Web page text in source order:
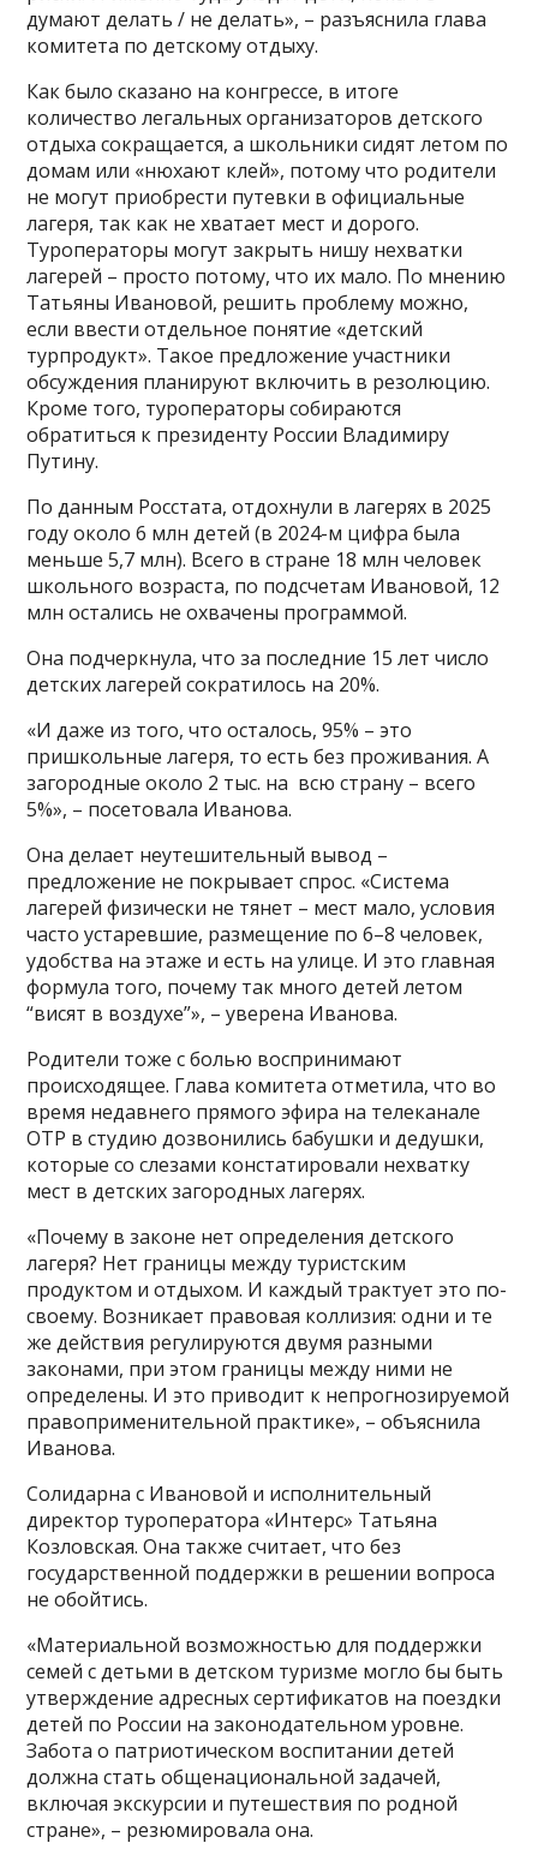
думают делать / не делать», – разъяснила глава
комитета по детскому отдыху.
Как было сказано на конгрессе, в итоге
количество легальных организаторов детского
отдыха сокращается, а школьники сидят летом по
домам или «нюхают клей», потому что родители
не могут приобрести путевки в официальные
лагеря, так как не хватает мест и дорого.
Туроператоры могут закрыть нишу нехватки
лагерей – просто потому, что их мало. По мнению
Татьяны Ивановой, решить проблему можно,
если ввести отдельное понятие «детский
турпродукт». Такое предложение участники
обсуждения планируют включить в резолюцию.
Кроме того, туроператоры собираются
обратиться к президенту России Владимиру
Путину.
По данным Росстата, отдохнули в лагерях в 2025
году около 6 млн детей (в 2024-м цифра была
меньше 5,7 млн). Всего в стране 18 млн человек
школьного возраста, по подсчетам Ивановой, 12
млн остались не охвачены программой.
Она подчеркнула, что за последние 15 лет число
детских лагерей сократилось на 20%.
«И даже из того, что осталось, 95% – это
пришкольные лагеря, то есть без проживания. А
загородные около 2 тыс. на всю страну – всего
5%», – посетовала Иванова.
Она делает неутешительный вывод –
предложение не покрывает спрос. «Система
лагерей физически не тянет – мест мало, условия
часто устаревшие, размещение по 6–8 человек,
удобства на этаже и есть на улице. И это главная
формула того, почему так много детей летом
“висят в воздухе”», – уверена Иванова.
Родители тоже с болью воспринимают
происходящее. Глава комитета отметила, что во
время недавнего прямого эфира на телеканале
ОТР в студию дозвонились бабушки и дедушки,
которые со слезами констатировали нехватку
мест в детских загородных лагерях.
«Почему в законе нет определения детского
лагеря? Нет границы между туристским
продуктом и отдыхом. И каждый трактует это по-
своему. Возникает правовая коллизия: одни и те
же действия регулируются двумя разными
законами, при этом границы между ними не
определены. И это приводит к непрогнозируемой
правоприменительной практике», – объяснила
Иванова.
Солидарна с Ивановой и исполнительный
директор туроператора «Интерс» Татьяна
Козловская. Она также считает, что без
государственной поддержки в решении вопроса
не обойтись.
«Материальной возможностью для поддержки
семей с детьми в детском туризме могло бы быть
утверждение адресных сертификатов на поездки
детей по России на законодательном уровне.
Забота о патриотическом воспитании детей
должна стать общенациональной задачей,
включая экскурсии и путешествия по родной
стране», – резюмировала она.